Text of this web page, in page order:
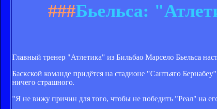
###Бьельса:
Главный тренер "Атлетика" из Бильбао Марсело Бьельса
Баскской команде придётся на стадионе "Сантьяго
ничего страшного.
"Я не вижу причин для того, чтобы не победить "Реал" на